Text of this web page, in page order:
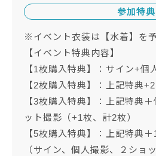
参加特典
※イベント衣装は【水着】を
【イベント特典内容】
【1枚購入特典】：サイン+個
【2枚購入特典】：上記特典
【3枚購入特典】：上記特典
ット撮影（+1枚、計2枚）
【5枚購入特典】：上記特典
（サイン、個人撮影、２ショ